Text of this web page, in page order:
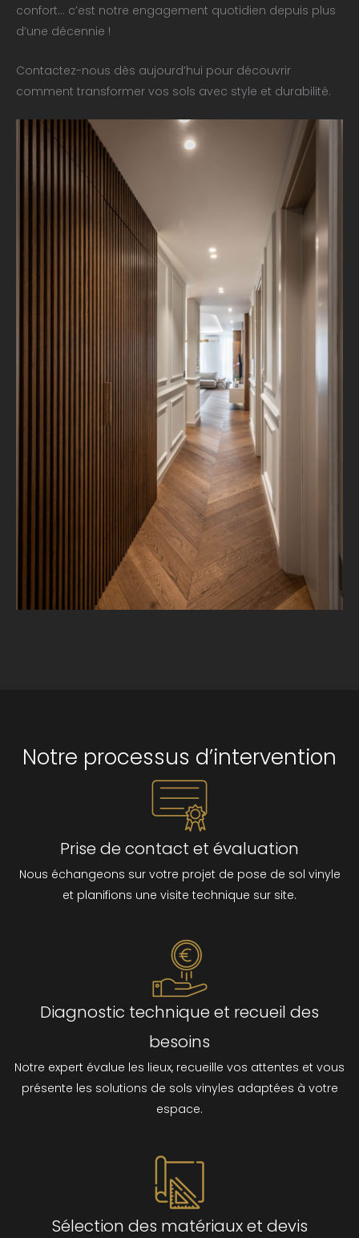
confort… c’est notre engagement quotidien depuis plus
d’une décennie !
Contactez-nous dès aujourd’hui pour découvrir
comment transformer vos sols avec style et durabilité.
Notre processus d’intervention
Prise de contact et évaluation
Nous échangeons sur votre projet de pose de sol vinyle
et planifions une visite technique sur site.
Diagnostic technique et recueil des
besoins
Notre expert évalue les lieux, recueille vos attentes et vous
présente les solutions de sols vinyles adaptées à votre
espace.
Sélection des matériaux et devis